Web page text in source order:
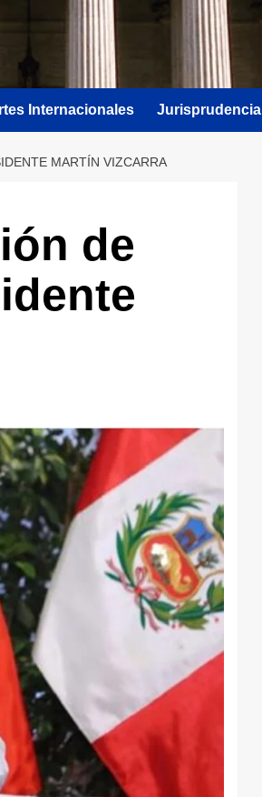
Internacionales Jurisprudencia
MARTÍN VIZCARRA
de